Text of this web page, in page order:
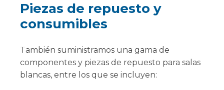
Piezas de repuesto y
consumibles
También suministramos una gama de
componentes y piezas de repuesto para salas
blancas, entre los que se incluyen: